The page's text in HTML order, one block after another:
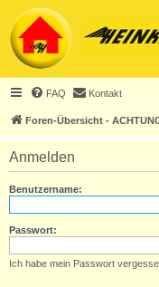
FAQ Kontakt
Foren-Übersicht -
Anmelden
Benutzername:
Passwort:
Ich habe mein Passwort